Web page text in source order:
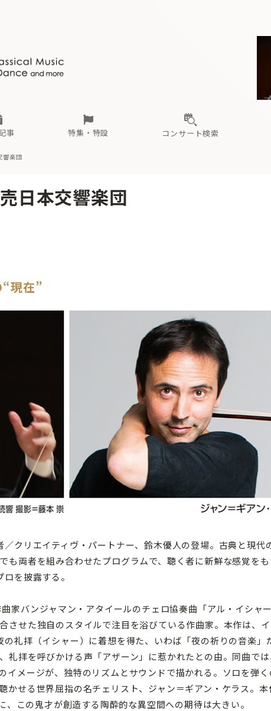
事
古楽とその先と オーケストラの楽屋から
特集・特設
現場のプロが推す！間違いないオーケストラコンサート
コンサート検索
無料ライブ配信スケジュール
あ さ た な
古楽とその先と
無料ライブ配信スケジュール
あ か さ
響楽団
日本交響楽団
現在”
クリエイティヴ・パートナー、鈴木優人の登場。古典と現代
も両者を組み合わせたプログラムで、聴く者に新鮮な感覚を
を披露する。
家バンジャマン・アタイールのチェロ協奏曲「アル・イシャ
させた独自のスタイルで注目を浴びている作曲家。本作は、
礼拝（イシャー）に着想を得た、いわば「夜の祈りの音楽」
礼拝を呼びかける声「アザーン」に惹かれたとの由。同曲では
イメージが、独特のリズムとサウンドで描かれる。ソロを弾く
かせる世界屈指の名チェリスト、ジャン＝ギアン・ケラス。本
この鬼才が創造する陶酔的な異空間への期待は大きい。